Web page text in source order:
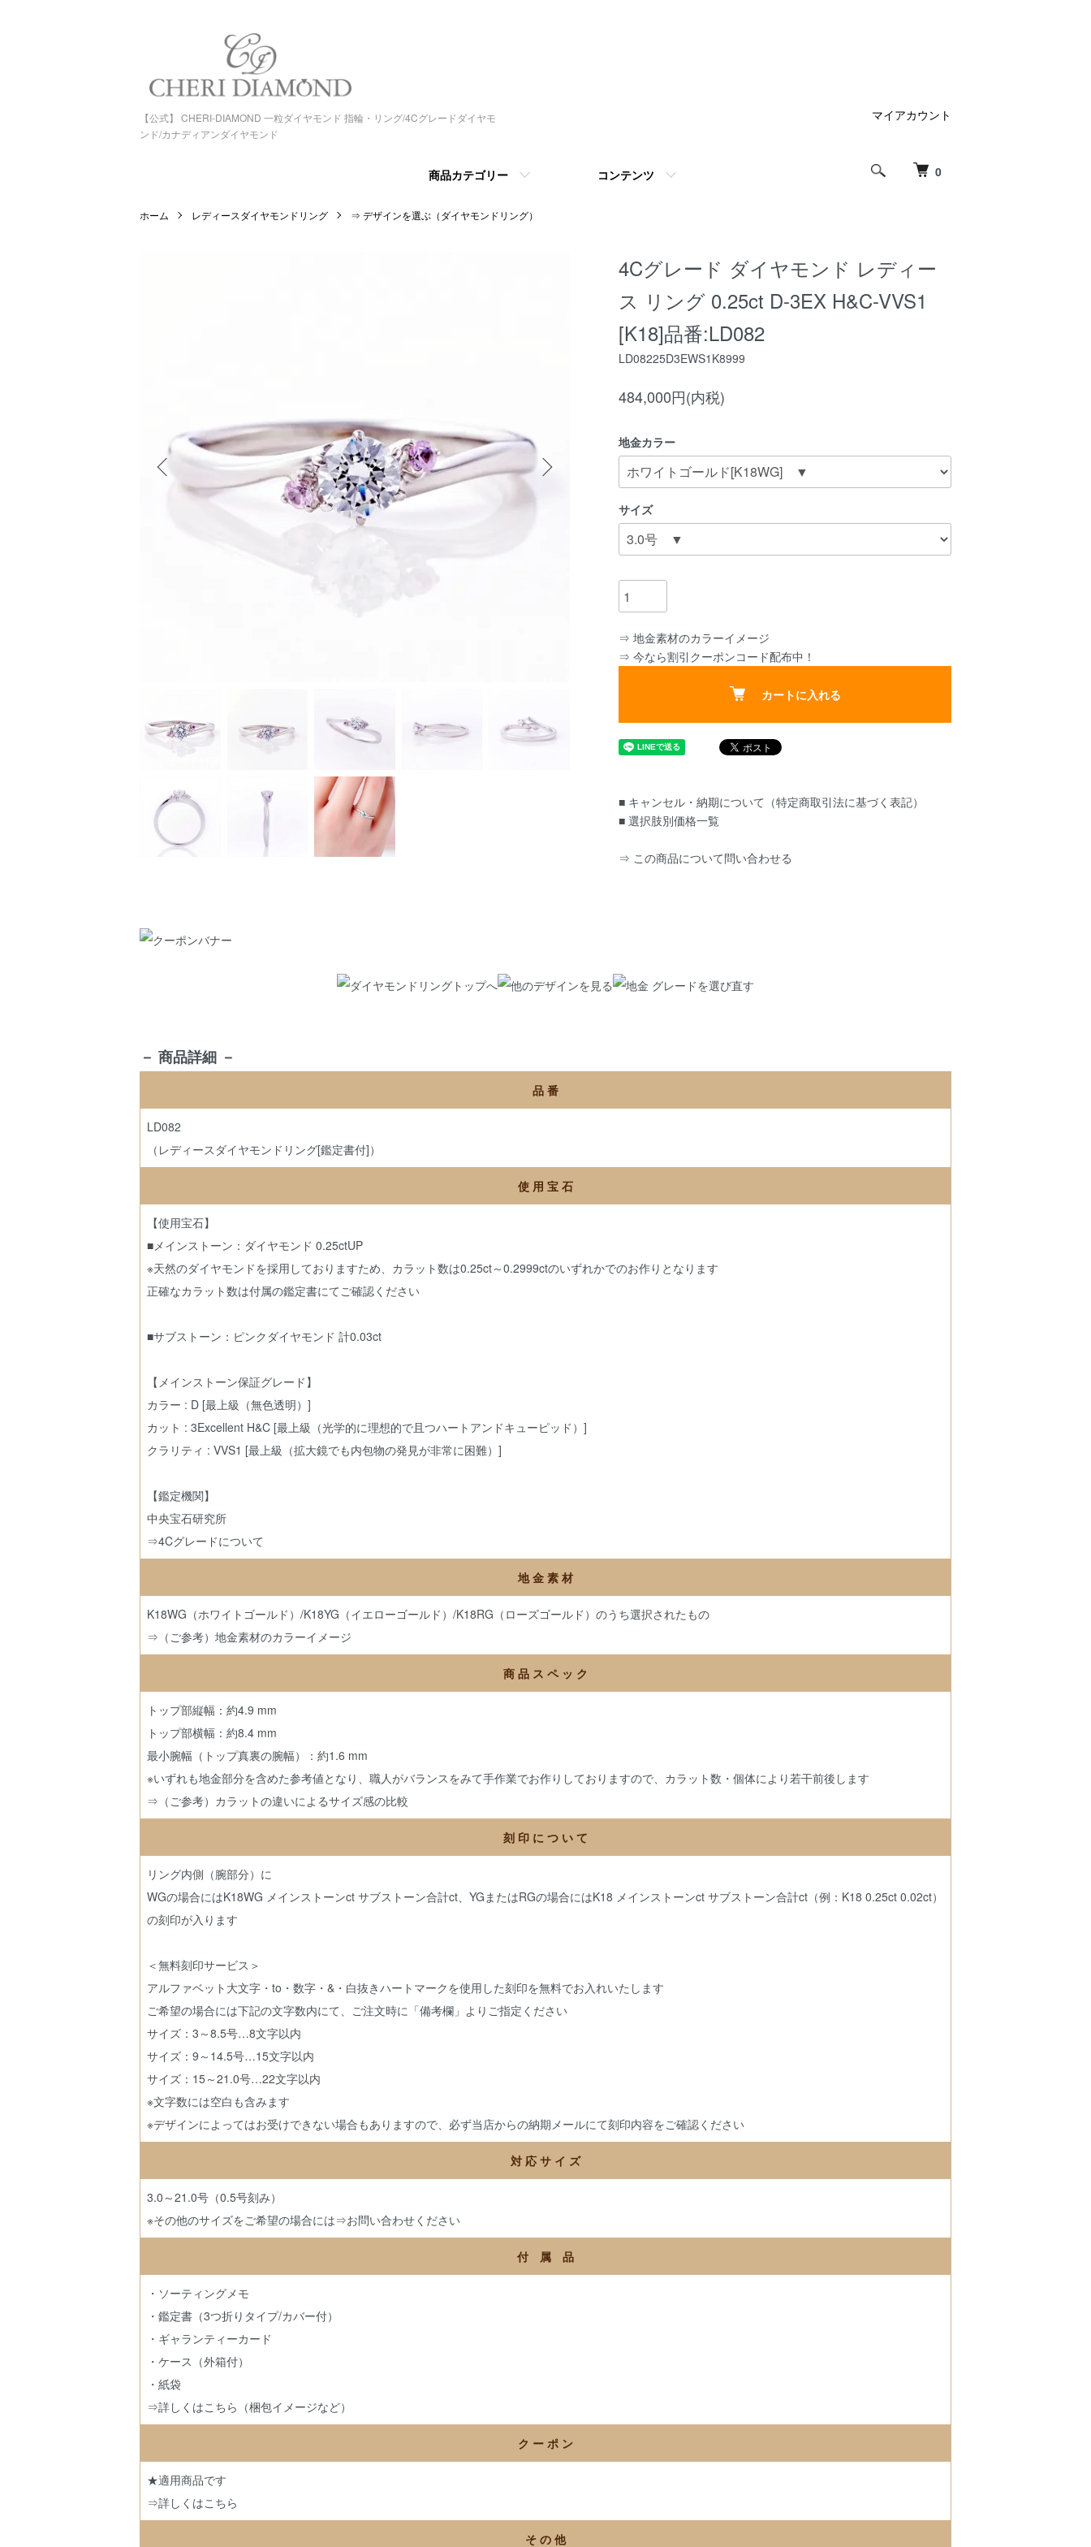
【公式】 CHERI-DIAMOND 一粒ダイヤモンド 指輪・リング/4Cグレードダイヤモ
ンド/カナディアンダイヤモンド
0
商品カテゴリー コンテンツ
マイアカウント
ホーム レディースダイヤモンドリング ⇒ デザインを選ぶ（ダイヤモンドリング）
4Cグレード ダイヤモンド レディー
ス リング 0.25ct D-3EX H&C-VVS1
[K18]品番:LD082
LD08225D3EWS1K8999
484,000円(内税)
地金カラー
サイズ
⇒ 地金素材のカラーイメージ
⇒ 今なら割引クーポンコード配布中！
カートに入れる
■ キャンセル・納期について（特定商取引法に基づく表記）
■ 選択肢別価格一覧
⇒ この商品について問い合わせる
－ 商品詳細 －
品 番
LD082
（レディースダイヤモンドリング[鑑定書付]）
使 用 宝 石
【使用宝石】
■メインストーン：ダイヤモンド 0.25ctUP
※天然のダイヤモンドを採用しておりますため、カラット数は0.25ct～0.2999ctのいずれかでのお作りとなります
正確なカラット数は付属の鑑定書にてご確認ください
■サブストーン：ピンクダイヤモンド 計0.03ct
【メインストーン保証グレード】
カラー : D [最上級（無色透明）]
カット : 3Excellent H&C [最上級（光学的に理想的で且つハートアンドキューピッド）]
クラリティ : VVS1 [最上級（拡大鏡でも内包物の発見が非常に困難）]
【鑑定機関】
中央宝石研究所
⇒4Cグレードについて
地 金 素 材
K18WG（ホワイトゴールド）/K18YG（イエローゴールド）/K18RG（ローズゴールド）のうち選択されたもの
⇒（ご参考）地金素材のカラーイメージ
商 品 ス ペ ッ ク
トップ部縦幅：約4.9 mm
トップ部横幅：約8.4 mm
最小腕幅（トップ真裏の腕幅）：約1.6 mm
※いずれも地金部分を含めた参考値となり、職人がバランスをみて手作業でお作りしておりますので、カラット数・個体により若干前後します
⇒（ご参考）カラットの違いによるサイズ感の比較
刻 印 に つ い て
リング内側（腕部分）に
WGの場合にはK18WG メインストーンct サブストーン合計ct、YGまたはRGの場合にはK18 メインストーンct サブストーン合計ct（例：K18 0.25ct 0.02ct）
の刻印が入ります
＜無料刻印サービス＞
アルファベット大文字・to・数字・&・白抜きハートマークを使用した刻印を無料でお入れいたします
ご希望の場合には下記の文字数内にて、ご注文時に「備考欄」よりご指定ください
サイズ：3～8.5号…8文字以内
サイズ：9～14.5号…15文字以内
サイズ：15～21.0号…22文字以内
※文字数には空白も含みます
※デザインによってはお受けできない場合もありますので、必ず当店からの納期メールにて刻印内容をご確認ください
対 応 サ イ ズ
3.0～21.0号（0.5号刻み）
※その他のサイズをご希望の場合には⇒お問い合わせください
付 属 品
・ソーティングメモ
・鑑定書（3つ折りタイプ/カバー付）
・ギャランティーカード
・ケース（外箱付）
・紙袋
⇒詳しくはこちら（梱包イメージなど）
ク ー ポ ン
★適用商品です
⇒詳しくはこちら
そ の 他